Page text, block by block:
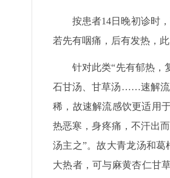
按患者14日晚初诊时
若先有咽痛，后有发热，
针对此类“先有郁热，
石甘汤、甘草汤……速解流
稀，故速解流感饮更适用
热恶寒，身疼痛，不汗出
汤主之”。故大青龙汤和
大热者，可与麻黄杏仁甘